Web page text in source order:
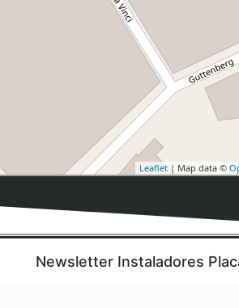
Leaflet| Map data ©
Newsletter Instaladores